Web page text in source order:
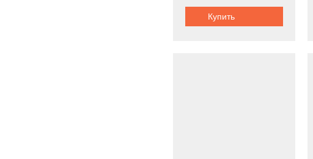
Купить